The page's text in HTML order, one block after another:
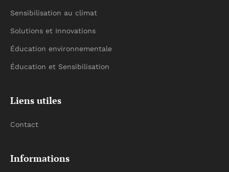
Sensibilisation au climat
Solutions et Innovations
Éducation environnementale
Éducation et Sensibilisation
Liens utiles
Contact
Informations